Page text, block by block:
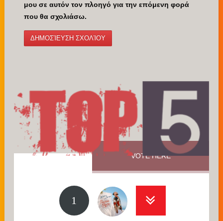
μου σε αυτόν τον πλοηγό για την επόμενη φορά
που θα σχολιάσω.
VOTE HERE
1